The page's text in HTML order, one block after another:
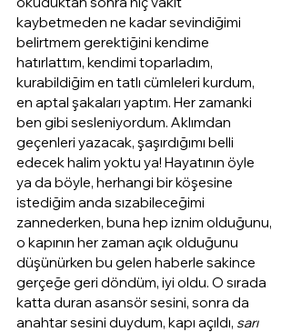
kaybetmeden ne kadar sevindiğimi
belirtmem gerektiğini kendime
hatırlattım, kendimi toparladım,
kurabildiğim en tatlı cümleleri kurdum,
en aptal şakaları yaptım. Her zamanki
ben gibi sesleniyordum. Aklımdan
geçenleri yazacak, şaşırdığımı belli
edecek halim yoktu ya! Hayatının öyle
ya da böyle, herhangi bir köşesine
istediğim anda sızabileceğimi
zannederken, buna hep iznim olduğunu,
o kapının her zaman açık olduğunu
düşünürken bu gelen haberle sakince
gerçeğe geri döndüm, iyi oldu. O sırada
katta duran asansör sesini, sonra da
anahtar sesini duydum, kapı açıldı, sarı